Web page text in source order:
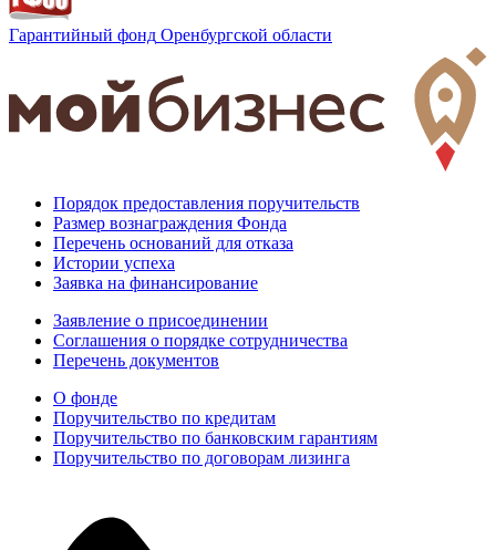
Гарантийный фонд Оренбургской области
Порядок предоставления поручительств
Размер вознаграждения Фонда
Перечень оснований для отказа
Истории успеха
Заявка на финансирование
Заявление о присоединении
Соглашения о порядке сотрудничества
Перечень документов
О фонде
Поручительство по кредитам
Поручительство по банковским гарантиям
Поручительство по договорам лизинга